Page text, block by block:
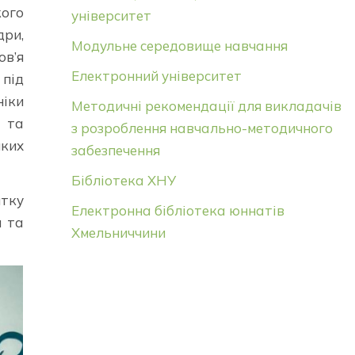
та
та
університет
Модульне середовище навчання
Електронний університет
Методичні рекомендації для викладачів
з розроблення навчально-методичного
забезпечення
Бібліотека ХНУ
Електронна бібліотека юннатів
Хмельниччини